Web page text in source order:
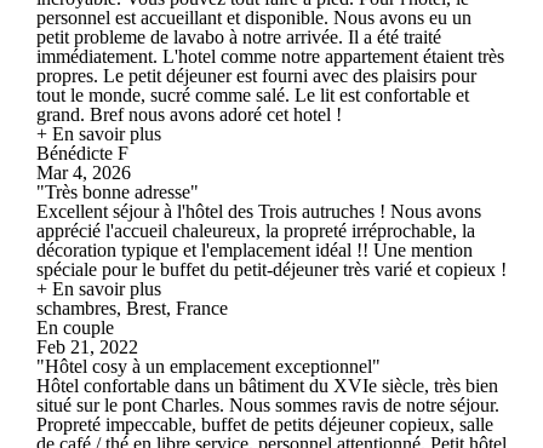
personnel est accueillant et disponible. Nous avons eu un
petit probleme de lavabo à notre arrivée. Il a été traité
immédiatement. L'hotel comme notre appartement étaient très
propres. Le petit déjeuner est fourni avec des plaisirs pour
tout le monde, sucré comme salé. Le lit est confortable et
grand. Bref nous avons adoré cet hotel !
+ En savoir plus
Bénédicte F
Mar 4, 2026
"Très bonne adresse"
Excellent séjour à l'hôtel des Trois autruches ! Nous avons
apprécié l'accueil chaleureux, la propreté irréprochable, la
décoration typique et l'emplacement idéal !! Une mention
spéciale pour le buffet du petit-déjeuner très varié et copieux !
+ En savoir plus
schambres, Brest, France
En couple
Feb 21, 2022
"Hôtel cosy à un emplacement exceptionnel"
Hôtel confortable dans un bâtiment du XVIe siècle, très bien
situé sur le pont Charles. Nous sommes ravis de notre séjour.
Propreté impeccable, buffet de petits déjeuner copieux, salle
de café / thé en libre service, personnel attentionné. Petit hôtel